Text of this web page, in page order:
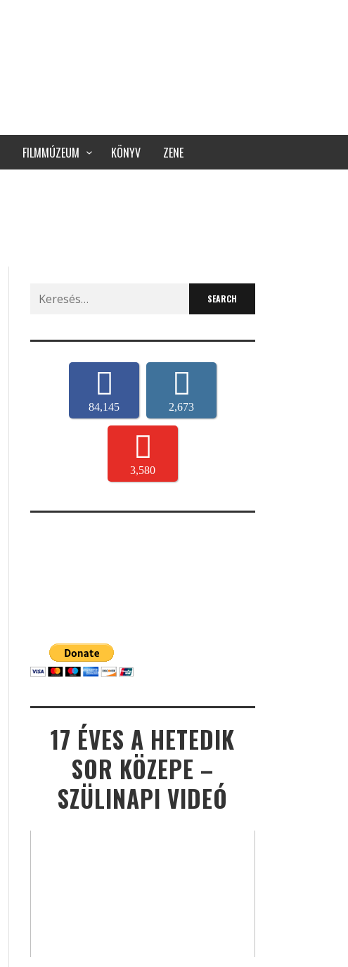
FILMMÚZEUM KÖNYV ZENE
Search
for:
84,145 2,673
3,580
17 ÉVES A HETEDIK
SOR KÖZEPE –
SZÜLINAPI VIDEÓ